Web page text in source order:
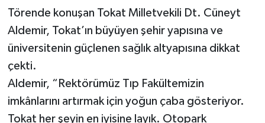
Törende konuşan Tokat Milletvekili Dt. Cüneyt
Aldemir, Tokat’ın büyüyen şehir yapısına ve
üniversitenin güçlenen sağlık altyapısına dikkat
çekti.
Aldemir, “Rektörümüz Tıp Fakültemizin
imkânlarını artırmak için yoğun çaba gösteriyor.
Tokat her şeyin en iyisine layık. Otopark